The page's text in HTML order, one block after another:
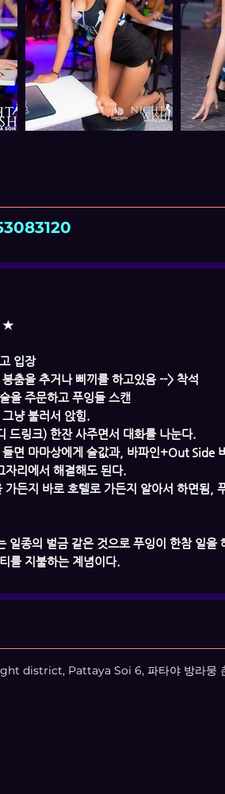
★
입장
춤을 추거나 삐끼를 하고있음 --> 착석
을 주문하고 푸잉들 스캔
냥 불러서 앉힘.
드링크) 한잔 사주면서 대화를 나눈다.
면 마마상에게 술값과, 바파인+Out Side
자리에서 해결해도 된다.
든지 바로 호텔로 가든지 알아서 하면됨,
일종의 벌금 같은 것으로 푸잉이 한참 일을
를 지불하는 계념이다.
district, Pattaya Soi 6, 파타야 방라뭉